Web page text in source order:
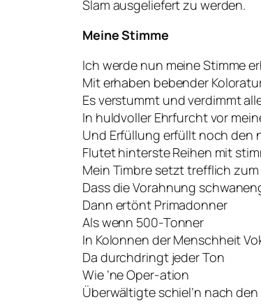
Slam ausgeliefert zu werden.
Meine Stimme
Ich werde nun meine Stimme
Mit erhaben bebender
Es verstummt und verdimmt
In huldvoller Ehrfurcht vor
Und Erfüllung erfüllt noch den
Flutet hinterste Reihen mit
Mein Timbre setzt trefflich
Dass die Vorahnung
Dann ertönt Primadonner
Als wenn 500-Tonner
In Kolonnen der Menschheit
Da durchdringt jeder Ton
Wie ’ne Oper-ation
Überwältigte schiel’n nach